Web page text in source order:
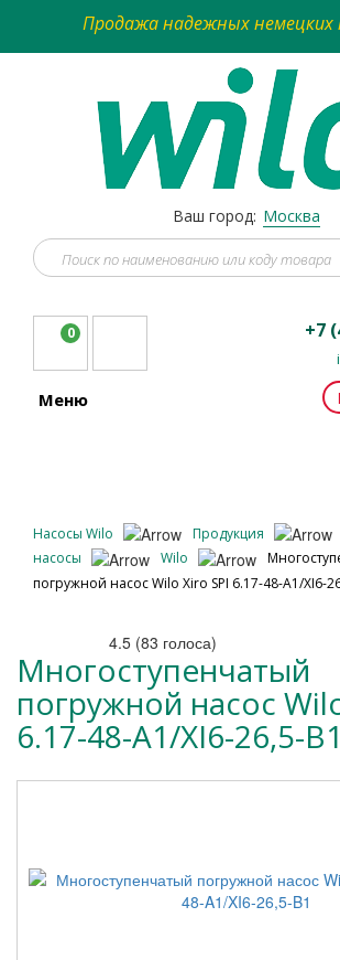
Продажа надежных немецких
Ваш город: Москва
0 +7
Меню
Насосы Wilo Продукция
насосы
Wilo
погружной насос Wilo Xiro SPI 6.17-48-A1/XI6-
4.5 (83 голоса)
Многоступенчатый
погружной насос
6.17-48-A1/XI6-26,5-B1